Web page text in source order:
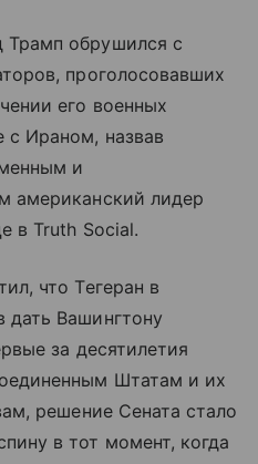
обрушился с
проголосовавших
его военных
с Ираном, назвав
и
американский лидер
в Truth Social.
что Тегеран в
дать Вашингтону
за десятилетия
Штатам и их
решение Сената стало
в тот момент, когда